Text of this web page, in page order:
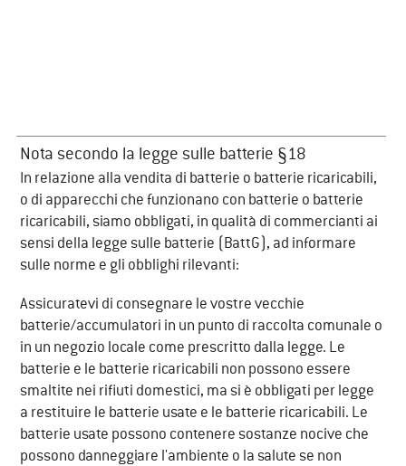
Nota secondo la legge sulle batterie §18
In relazione alla vendita di batterie o batterie ricaricabili,
o di apparecchi che funzionano con batterie o batterie
ricaricabili, siamo obbligati, in qualità di commercianti ai
sensi della legge sulle batterie (BattG), ad informare
sulle norme e gli obblighi rilevanti:
Assicuratevi di consegnare le vostre vecchie
batterie/accumulatori in un punto di raccolta comunale o
in un negozio locale come prescritto dalla legge. Le
batterie e le batterie ricaricabili non possono essere
smaltite nei rifiuti domestici, ma si è obbligati per legge
a restituire le batterie usate e le batterie ricaricabili. Le
batterie usate possono contenere sostanze nocive che
possono danneggiare l'ambiente o la salute se non